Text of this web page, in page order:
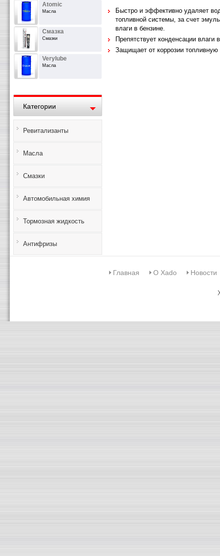
Atomic
Масла
Смазка
Смазки
Verylube
Масла
Категории
Ревитализанты
Масла
Смазки
Автомобильная химия
Тормозная жидкость
Антифризы
Быстро и эффективно удаляет
топливной системы, за счет
влаги в бензине.
Препятствует конденсации влаги
Защищает от коррозии топливную
Главная О Xado Новости